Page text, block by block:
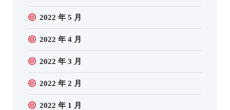
2022 年 5 月
2022 年 4 月
2022 年 3 月
2022 年 2 月
2022 年 1 月